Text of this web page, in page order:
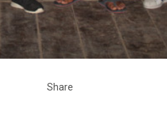
Share